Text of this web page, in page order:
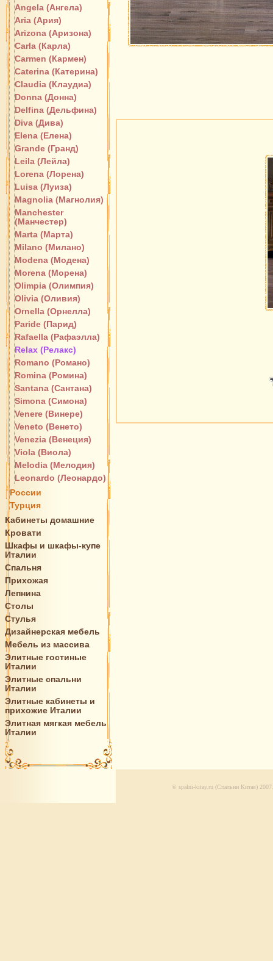
Angela (Ангела)
Aria (Ария)
Arizona (Аризона)
Carla (Карла)
Carmen (Кармен)
Caterina (Катерина)
Claudia (Клаудиа)
Donna (Донна)
Delfina (Дельфина)
Diva (Дива)
Elena (Елена)
Grande (Гранд)
Leila (Лейла)
Lorena (Лорена)
Luisa (Луиза)
Magnolia (Магнолия)
Manchester
(Манчестер)
Marta (Марта)
Milano (Милано)
Modena (Модена)
Morena (Морена)
Olimpia (Олимпия)
Olivia (Оливия)
Ornella (Орнелла)
Paride (Парид)
Rafaella (Рафаэлла)
Relax (Релакс)
Romano (Романо)
Romina (Ромина)
Santana (Сантана)
Simona (Симона)
Venere (Винере)
Veneto (Венето)
Venezia (Венеция)
Viola (Виола)
Melodia (Мелодия)
Leonardo (Леонардо)
России
Турция
Кабинеты домашние
Кровати
Шкафы и шкафы-купе
Италии
Спальня
Прихожая
Лепнина
Столы
Стулья
Дизайнерская мебель
Мебель из массива
Элитные гостиные
Италии
Элитные спальни
Италии
Элитные кабинеты и
прихожие Италии
Элитная мягкая мебель
Италии
© spalni-kitay.ru (Спальни Китая) 2007.